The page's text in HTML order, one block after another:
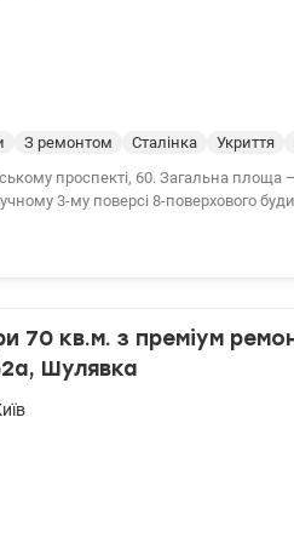
З ремонтом Сталінка Укриття
3-му поверсі 8-поверхового
та бойлер, залишаються
двері та тамбур на дві квартири.
ходьби від метро «Шулявська».
юнацтва. Поблизу Парк Нивки,
70 кв.м. з преміум
Шулявка